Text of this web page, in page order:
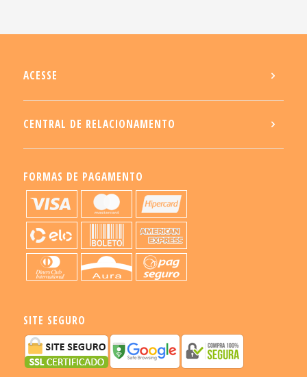
ACESSE
CENTRAL DE RELACIONAMENTO
FORMAS DE PAGAMENTO
SITE SEGURO